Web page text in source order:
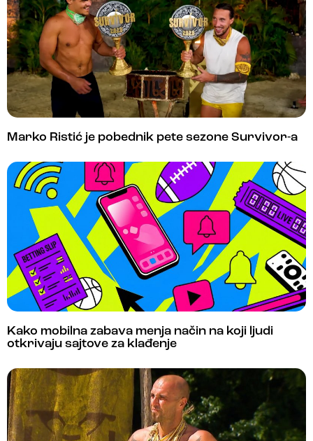
Marko Ristić je pobednik pete sezone Survivor-a
Kako mobilna zabava menja način na koji ljudi
otkrivaju sajtove za klađenje